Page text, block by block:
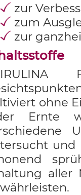
zur
zum
zur
ohne
Ernte
und
aller